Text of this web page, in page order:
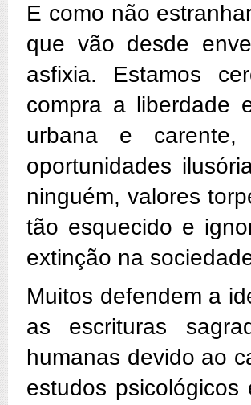
E como não
que vão desde
asfixia. Estamos
compra a liberdade
urbana e
oportunidades
ninguém, valores
tão esquecido e
extinção na
Muitos defendem a
as escrituras
humanas devido ao
estudos